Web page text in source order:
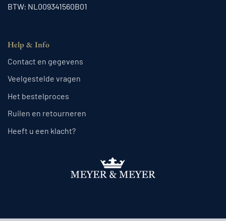
BTW: NL009341560B01
Help & Info
Contact en gegevens
Veelgestelde vragen
Het bestelproces
Ruilen en retourneren
Heeft u een klacht?